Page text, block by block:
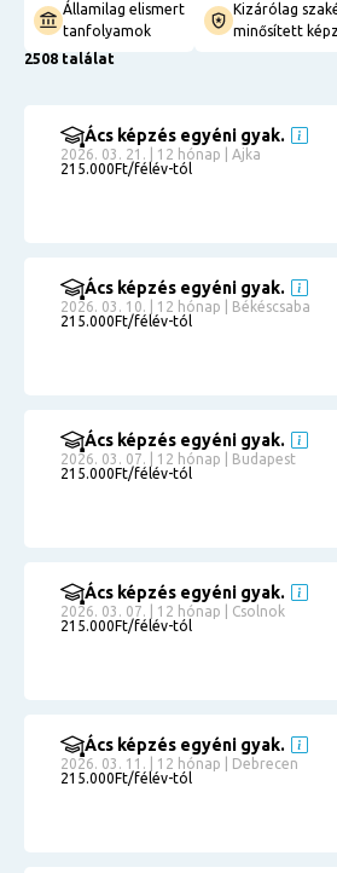
Államilag elismert
tanfolyamok
Kizárólag
minősített
2508 találat
Ács képzés egyéni gyak.
2026. 03. 21. | 12 hónap | Ajka
215.000Ft/félév-tól
Ács képzés egyéni gyak.
2026. 03. 10. | 12 hónap | Békéscsaba
215.000Ft/félév-tól
Ács képzés egyéni gyak.
2026. 03. 07. | 12 hónap | Budapest
215.000Ft/félév-tól
Ács képzés egyéni gyak.
2026. 03. 07. | 12 hónap | Csolnok
215.000Ft/félév-tól
Ács képzés egyéni gyak.
2026. 03. 11. | 12 hónap | Debrecen
215.000Ft/félév-tól